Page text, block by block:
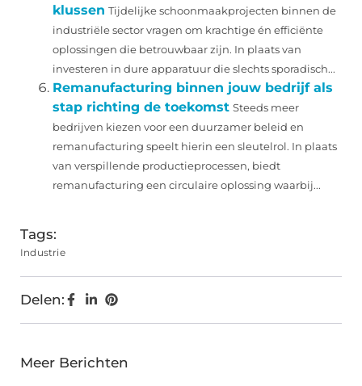
klussen Tijdelijke schoonmaakprojecten binnen de
industriële sector vragen om krachtige én efficiënte
oplossingen die betrouwbaar zijn. In plaats van
investeren in dure apparatuur die slechts sporadisch...
Remanufacturing binnen jouw bedrijf als
stap richting de toekomst Steeds meer
bedrijven kiezen voor een duurzamer beleid en
remanufacturing speelt hierin een sleutelrol. In plaats
van verspillende productieprocessen, biedt
remanufacturing een circulaire oplossing waarbij...
Tags:
Industrie
Delen:
Meer Berichten